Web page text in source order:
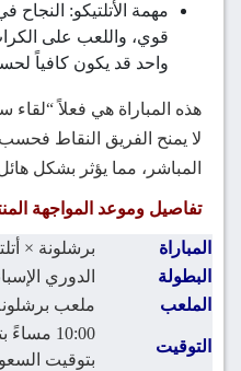
مهمة الأتلتيكو: النجاح
قوي، واللعب على
واحد قد يكون كافياً
هذه المباراة هي فعلاً
لا يمنح الفريق النقاط
المباشر، مما يؤثر بشكل
تفاصيل وموعد المواجهة
المباراة
برشلونة ×
البطولة
الدوري الإسباني 2025/2026 –
الملعب
ملعب
التوقيت
بتوقيت